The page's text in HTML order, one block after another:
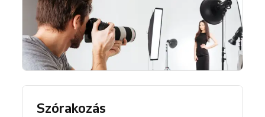
Szórakozás